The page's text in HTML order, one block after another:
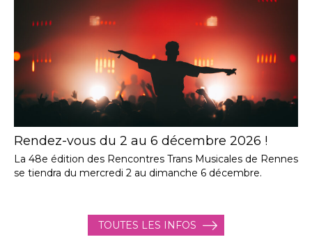
Rendez-vous du 2 au 6 décembre 2026 !
La 48e édition des Rencontres Trans Musicales de Rennes
se tiendra du mercredi 2 au dimanche 6 décembre.
TOUTES LES INFOS